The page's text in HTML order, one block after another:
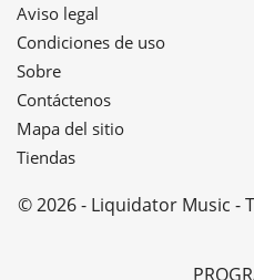
Aviso legal
Condiciones de uso
Sobre
Contáctenos
Mapa del sitio
Tiendas
© 2026 - Liquidator Music -